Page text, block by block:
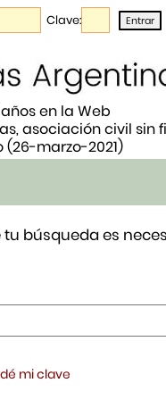
Clave:
en la Web
asociación civil sin
(26-marzo-2021)
búsqueda es
mi clave